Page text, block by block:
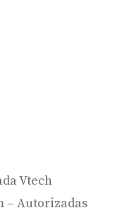
Vtech
– Autorizadas